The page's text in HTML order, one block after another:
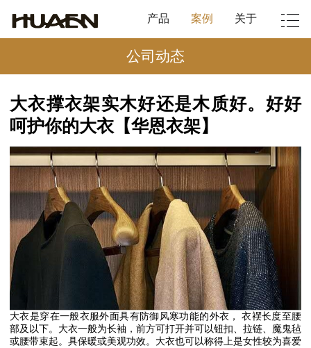
产品 案例 关于
公司动态
大衣撑衣架实木好还是木质好。好好
呵护你的大衣【华恩衣架】
大衣是穿在一般衣服外面具有防御风寒功能的外衣，
衣䙓长度至腰
部及以下。大衣一般为长袖，前方可打开并可以钮扣、拉链、魔鬼毡
或腰带束起。具保暖或美观功效。大衣也可以称得上是女性较为喜爱